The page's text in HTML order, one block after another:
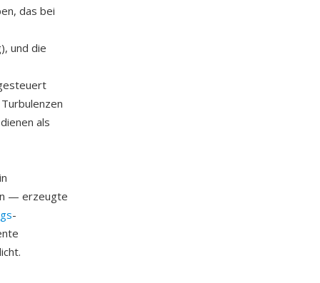
das bei
und die
als
— erzeugte
-